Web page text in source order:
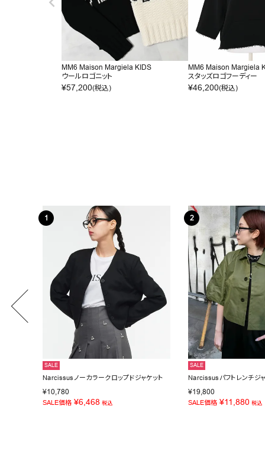
MM6 Maison Margiela KIDS
ウールロゴニット
¥57,200(税込)
MM6 Maison Margiela
スタッズロゴフーディー
¥46,200(税込)
SALE
Narcissusノーカラークロップドジャケット
¥10,780
SALE価格 ¥6,468 税込
SALE
Narcissusパフトレンチジ
¥19,800
SALE価格 ¥11,880 税込